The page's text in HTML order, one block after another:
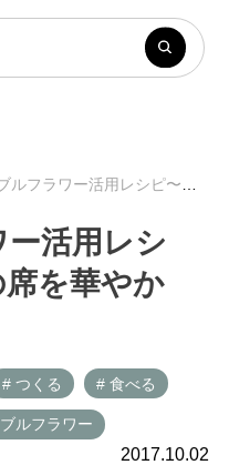
ワー活用レシピ〜パーティーの席を華やかに！ 〜
活用レシ
を華やか
# つくる # 食べる
ルフラワー
2017.10.02